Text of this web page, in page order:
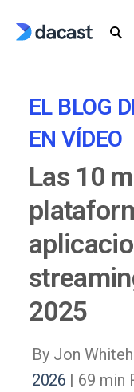
EL BLOG
EN VÍDEO
Las 10
2025
By Jon
2026 | 69 min